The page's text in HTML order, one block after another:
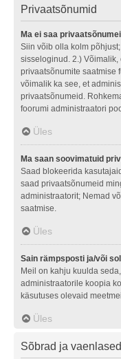
Privaatsõnumid
Ma ei saa
Siin võib olla kolm
sisseloginud. 2.)
privaatsõnumite saatmise
võimalik ka see, et
privaatsõnumeid.
foorumi administraatori
Üles
Ma saan soovimatuid
Saad blokeerida
saad privaatsõnumeid
administraatorit; Nemad
saatmise.
Üles
Sain rämpsposti ja/või
Meil on kahju kuulda
administraatorile koopia
käsutuses olevaid
Üles
Sõbrad ja vaenlased